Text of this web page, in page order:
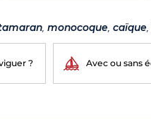
monocoque caïque